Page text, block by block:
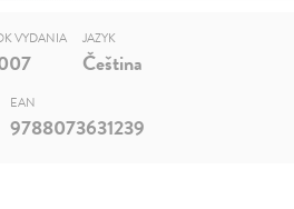
VYDANIA JAZYK
Čeština
EAN
9788073631239